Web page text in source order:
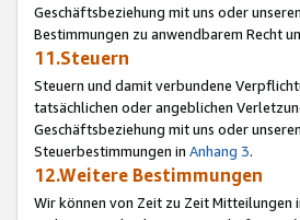
Geschäftsbeziehung mit uns oder
Bestimmungen zu anwendbarem Recht
11.Steuern
Steuern und damit verbundene
tatsächlichen oder angeblichen
Geschäftsbeziehung mit uns oder
Steuerbestimmungen in Anhang 3.
12.Weitere Bestimmungen
Wir können von Zeit zu Zeit Mitteilungen